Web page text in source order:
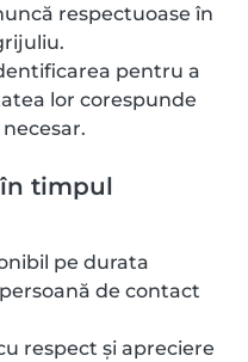
respectuoase în
pentru a
lor corespunde
timpul
pe durata
de contact
respect și apreciere